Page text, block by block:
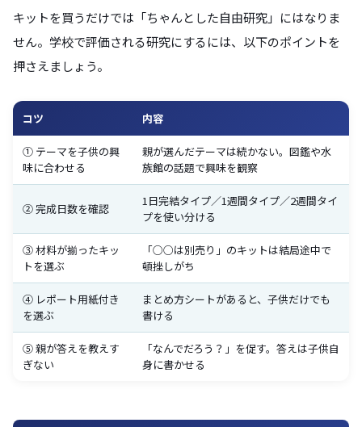
キットを買うだけでは「ちゃんとした自由研究」にはなりま
せん。学校で評価される研究にするには、以下のポイントを
押さえましょう。
コツ 内容
① テーマを子供の興
味に合わせる
親が選んだテーマは続かない。図鑑や水
族館の話題で興味を観察
② 完成日数を確認
1日完結タイプ／1週間タイプ／2週間タイ
プを使い分ける
③ 材料が揃ったキッ
トを選ぶ
「○○は別売り」のキットは結局途中で
頓挫しがち
④ レポート用紙付き
を選ぶ
まとめ方シートがあると、子供だけでも
書ける
⑤ 親が答えを教えす
ぎない
「なんでだろう？」を促す。答えは子供自
身に書かせる